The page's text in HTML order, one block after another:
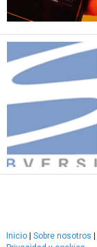
Inicio Sobre nosotros